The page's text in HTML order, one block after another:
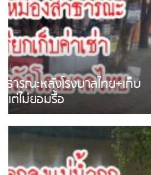
หนุ่มเจียงฮายจ่ม พบถังน้
รถเครื่องหลบไม่ทันล้มบาดเ